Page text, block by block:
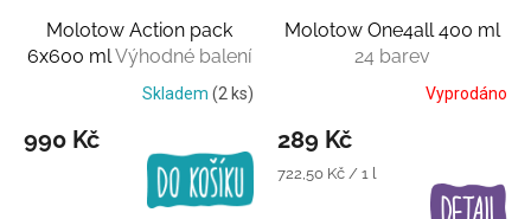
Molotow Action pack
6x600 mlVýhodné balení
Skladem (2 ks)
990 Kč
Molotow One4all 400 ml
24 barev
Vyprodáno
289 Kč
Měrná
722,50 Kč / 1 l